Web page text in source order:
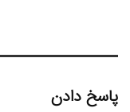
پاسخ دادن